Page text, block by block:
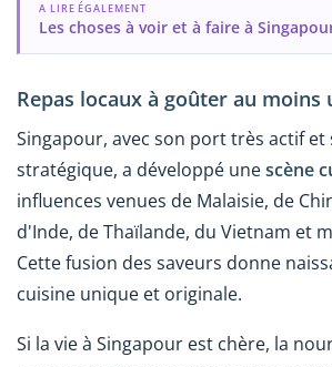
A LIRE ÉGALEMENT
Les choses à voir et à faire à
Repas locaux à goûter au moins
Singapour, avec son port très actif et
stratégique, a développé unescène
influences venues de Malaisie, de
d'Inde, de Thaïlande, du Vietnam et
Cette fusion des saveurs donne
cuisine unique et originale.
Si la vie à Singapour est chère, la